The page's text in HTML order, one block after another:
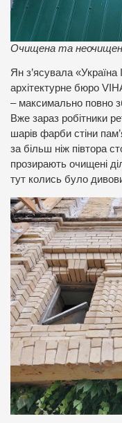
Очищена та
Ян з’ясувала «Україна
архітектурне бюро
– максимально повно
Вже зараз робітники
шарів фарби стіни
за більш ніж півтора
прозирають очищені
тут колись було